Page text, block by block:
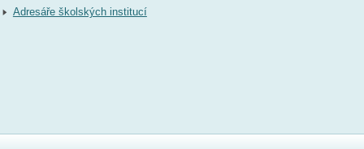
Adresáře školských institucí